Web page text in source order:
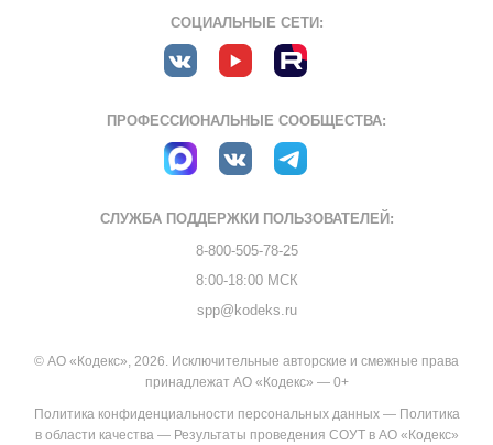
СОЦИАЛЬНЫЕ СЕТИ:
ПРОФЕССИОНАЛЬНЫЕ СООБЩЕСТВА:
СЛУЖБА ПОДДЕРЖКИ ПОЛЬЗОВАТЕЛЕЙ:
8-800-505-78-25
8:00-18:00 МСК
spp@kodeks.ru
© АО «Кодекс», 2026. Исключительные авторские и смежные права
принадлежат АО «Кодекс» — 0+
Политика конфиденциальности персональных данных— Политика
в области качества— Результаты проведения СОУТ в АО «Кодекс»